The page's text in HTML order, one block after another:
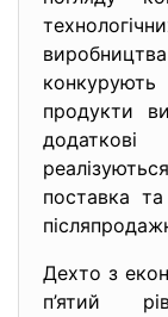
продукти
поставка
Дехто з
п’ятий